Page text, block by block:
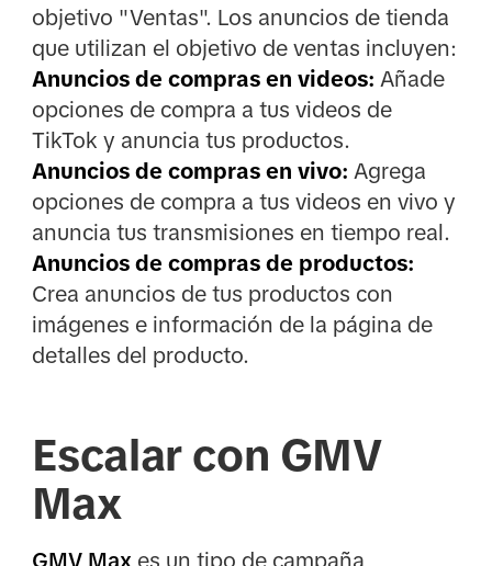
objetivo "Ventas". Los anuncios de tienda
que utilizan el objetivo de ventas incluyen:
Anuncios de compras en videos: Añade
opciones de compra a tus videos de
TikTok y anuncia tus productos.
Anuncios de compras en vivo: Agrega
opciones de compra a tus videos en vivo y
anuncia tus transmisiones en tiempo real.
Anuncios de compras de productos:
Crea anuncios de tus productos con
imágenes e información de la página de
detalles del producto.
Escalar con GMV
Max
GMV Max es un tipo de campaña